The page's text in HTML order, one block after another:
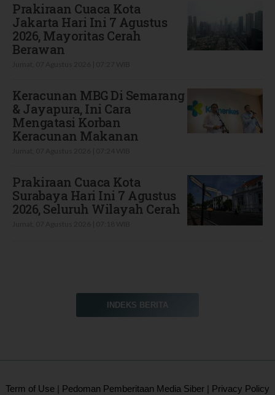
Prakiraan Cuaca Kota
Jakarta Hari Ini 7 Agustus
2026, Mayoritas Cerah
Berawan
Keracunan MBG Di Semarang
& Jayapura, Ini Cara
Mengatasi Korban
Keracunan Makanan
Prakiraan Cuaca Kota
Surabaya Hari Ini 7 Agustus
2026, Seluruh Wilayah Cerah
INDEKS BERITA
Term of Use Pedoman Pemberitaan Media Siber
Privacy Policy